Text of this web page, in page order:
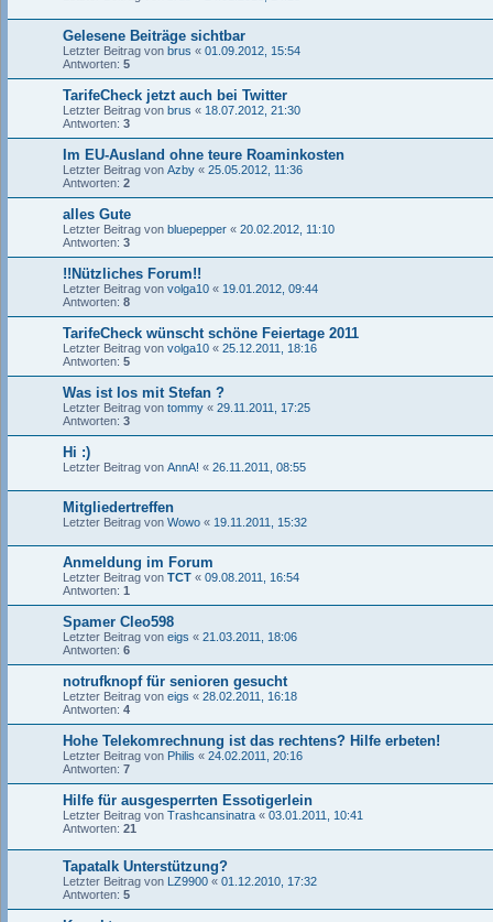
Gelesene Beiträge sichtbar
Letzter Beitrag von brus « 01.09.2012, 15:54
Antworten: 5
TarifeCheck jetzt auch bei Twitter
Letzter Beitrag von brus « 18.07.2012, 21:30
Antworten: 3
Im EU-Ausland ohne teure Roaminkosten
Letzter Beitrag von Azby « 25.05.2012, 11:36
Antworten: 2
alles Gute
Letzter Beitrag von bluepepper « 20.02.2012, 11:10
Antworten: 3
!!Nützliches Forum!!
Letzter Beitrag von volga10 « 19.01.2012, 09:44
Antworten: 8
TarifeCheck wünscht schöne Feiertage 2011
Letzter Beitrag von volga10 « 25.12.2011, 18:16
Antworten: 5
Was ist los mit Stefan ?
Letzter Beitrag von tommy « 29.11.2011, 17:25
Antworten: 3
Hi :)
Letzter Beitrag von AnnA! « 26.11.2011, 08:55
Mitgliedertreffen
Letzter Beitrag von Wowo « 19.11.2011, 15:32
Anmeldung im Forum
Letzter Beitrag von TCT « 09.08.2011, 16:54
Antworten: 1
Spamer Cleo598
Letzter Beitrag von eigs « 21.03.2011, 18:06
Antworten: 6
notrufknopf für senioren gesucht
Letzter Beitrag von eigs « 28.02.2011, 16:18
Antworten: 4
Hohe Telekomrechnung ist das rechtens? Hilfe erbeten!
Letzter Beitrag von Philis « 24.02.2011, 20:16
Antworten: 7
Hilfe für ausgesperrten Essotigerlein
Letzter Beitrag von Trashcansinatra « 03.01.2011, 10:41
Antworten: 21
Tapatalk Unterstützung?
Letzter Beitrag von LZ9900 « 01.12.2010, 17:32
Antworten: 5